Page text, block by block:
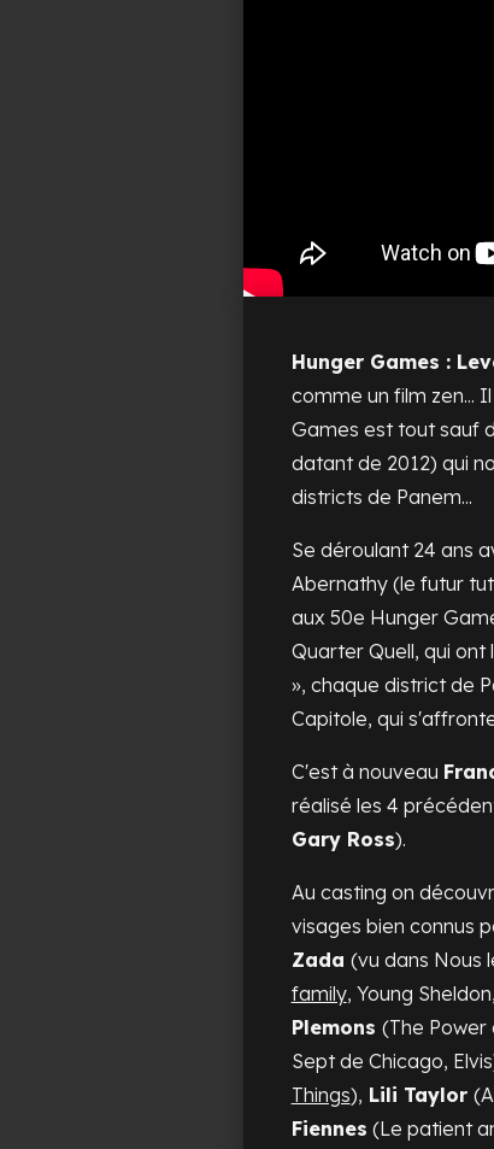
Hunger Games :
comme un film zen...
Games est tout sauf
datant de 2012) qui
districts de Panem...
Se déroulant 24 ans
Abernathy (le futur
aux 50e Hunger
Quarter Quell, qui ont
», chaque district de
Capitole, qui
C'est à nouveau
réalisé les 4
Gary Ross).
Au casting on
visages bien connus
Zada (vu dans Nous
family, Young Sheldon,
Plemons (The Power
Sept de Chicago, Elvis
Things), Lili Taylor (
Fiennes (Le patient